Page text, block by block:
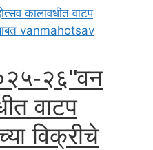
२६"वन
वाटप
विक्रीचे